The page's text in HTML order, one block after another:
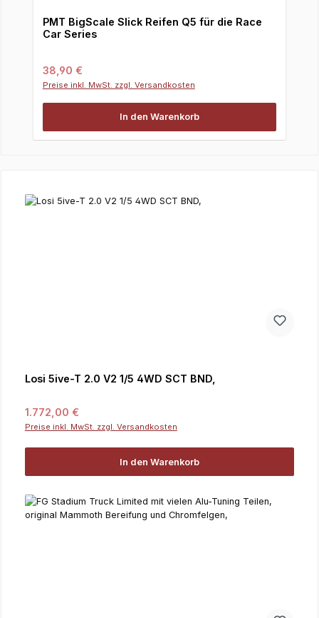
PMT BigScale Slick Reifen Q5 für die Race
Car Series
Regulärer Preis:
38,90 €
Preise inkl. MwSt. zzgl. Versandkosten
In den Warenkorb
Losi 5ive-T 2.0 V2 1/5 4WD SCT BND,
Regulärer Preis:
1.772,00 €
Preise inkl. MwSt. zzgl. Versandkosten
In den Warenkorb